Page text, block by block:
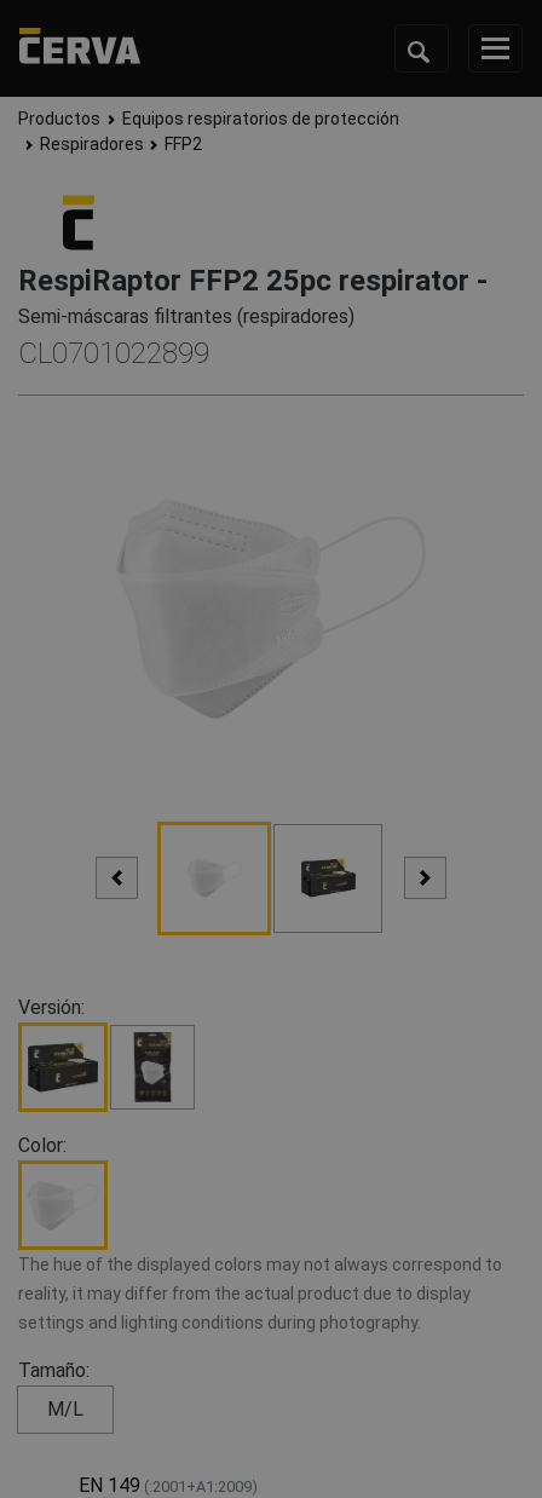
Productos
Equipos respiratorios de protección
Respiradores
FFP2
RespiRaptor FFP2 25pc respirator -
Semi-máscaras filtrantes (respiradores)
CL0701022899
Versión:
Color:
The hue of the displayed colors may not always correspond to
reality, it may differ from the actual product due to display
settings and lighting conditions during photography.
Tamaño:
M/L
EN 149 (:2001+A1:2009)